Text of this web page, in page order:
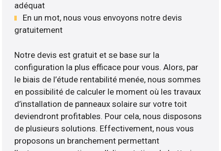
adéquat
En un mot, nous vous envoyons notre devis
gratuitement
Notre devis est gratuit et se base sur la
configuration la plus efficace pour vous. Alors, par
le biais de l’étude rentabilité menée, nous sommes
en possibilité de calculer le moment où les travaux
d’installation de panneaux solaire sur votre toit
deviendront profitables. Pour cela, nous disposons
de plusieurs solutions. Effectivement, nous vous
proposons un branchement permettant